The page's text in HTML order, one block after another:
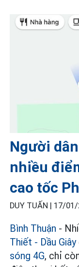
Người
nhiều
cao tốc
DUY TUẤN | 17/01/
Bình Thuận -
Thiết - Dầu Giây
sóng 4G, chỉ